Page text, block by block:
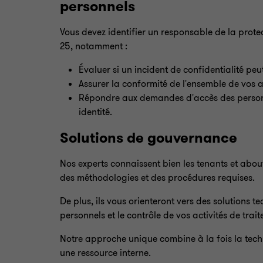
personnels
Vous devez identifier un responsable de la
25, notamment :
Évaluer si un incident de confidentialité
Assurer la conformité de l'ensemble de vos
Répondre aux demandes d'accès des
identité.
Solutions de gouvernance
Nos experts connaissent bien les tenants et
des méthodologies et des procédures requises.
De plus, ils vous orienteront vers des solutions
personnels et le contrôle de vos activités de
Notre approche unique combine à la fois la
une ressource interne.